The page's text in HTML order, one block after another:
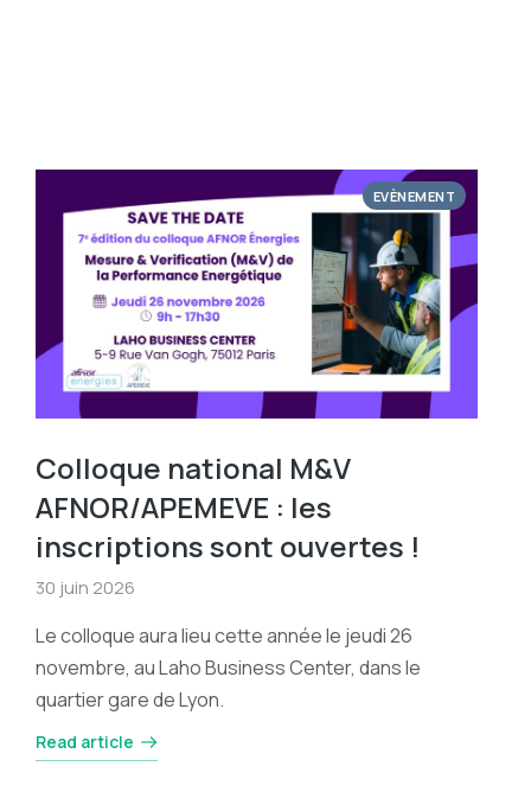
EVÈNEMENT
Colloque national M&V
AFNOR/APEMEVE : les
inscriptions sont ouvertes !
30 juin 2026
Le colloque aura lieu cette année le jeudi 26
novembre, au Laho Business Center, dans le
quartier gare de Lyon.
Read article